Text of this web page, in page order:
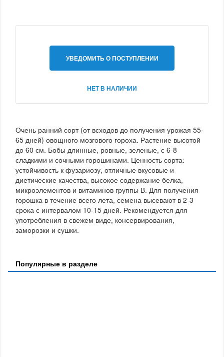
УВЕДОМИТЬ О ПОСТУПЛЕНИИ
НЕТ В НАЛИЧИИ
Очень ранний сорт (от всходов до получения урожая 55-
65 дней) овощного мозгового гороха. Растение высотой
до 60 см. Бобы длинные, ровные, зеленые, с 6-8
сладкими и сочными горошинами. Ценность сорта:
устойчивость к фузариозу, отличные вкусовые и
диетические качества, высокое содержание белка,
микроэлементов и витаминов группы В. Для получения
горошка в течение всего лета, семена высевают в 2-3
срока с интервалом 10-15 дней. Рекомендуется для
употребления в свежем виде, консервирования,
заморозки и сушки.
Популярные в разделе